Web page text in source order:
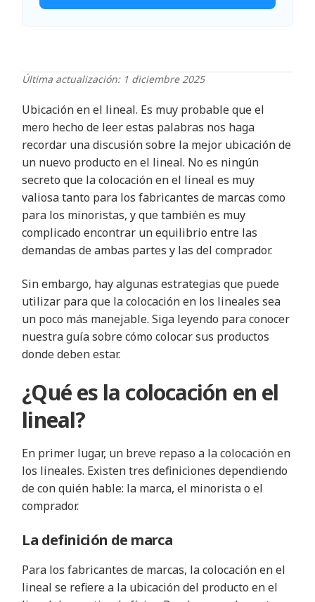
Última actualización: 1 diciembre 2025
Ubicación en el lineal. Es muy probable que el
mero hecho de leer estas palabras nos haga
recordar una discusión sobre la mejor ubicación de
un nuevo producto en el lineal. No es ningún
secreto que la colocación en el lineal es muy
valiosa tanto para los fabricantes de marcas como
para los minoristas, y que también es muy
complicado encontrar un equilibrio entre las
demandas de ambas partes y las del comprador.
Sin embargo, hay algunas estrategias que puede
utilizar para que la colocación en los lineales sea
un poco más manejable. Siga leyendo para conocer
nuestra guía sobre cómo colocar sus productos
donde deben estar.
¿Qué es la colocación en el
lineal?
En primer lugar, un breve repaso a la colocación en
los lineales. Existen tres definiciones dependiendo
de con quién hable: la marca, el minorista o el
comprador.
La definición de marca
Para los fabricantes de marcas, la colocación en el
lineal se refiere a la ubicación del producto en el